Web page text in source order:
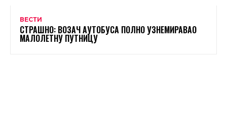
ВЕСТИ
СТРАШНО: ВОЗАЧ АУТОБУСА ПОЛНО УЗНЕМИРАВАО
МАЛОЛЕТНУ ПУТНИЦУ